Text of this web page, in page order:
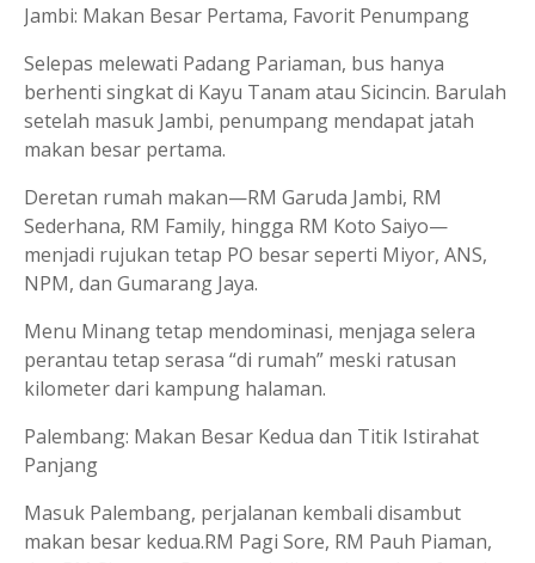
Jambi: Makan Besar Pertama, Favorit Penumpang
Selepas melewati Padang Pariaman, bus hanya
berhenti singkat di Kayu Tanam atau Sicincin. Barulah
setelah masuk Jambi, penumpang mendapat jatah
makan besar pertama.
Deretan rumah makan—RM Garuda Jambi, RM
Sederhana, RM Family, hingga RM Koto Saiyo—
menjadi rujukan tetap PO besar seperti Miyor, ANS,
NPM, dan Gumarang Jaya.
Menu Minang tetap mendominasi, menjaga selera
perantau tetap serasa “di rumah” meski ratusan
kilometer dari kampung halaman.
Palembang: Makan Besar Kedua dan Titik Istirahat
Panjang
Masuk Palembang, perjalanan kembali disambut
makan besar kedua.RM Pagi Sore, RM Pauh Piaman,